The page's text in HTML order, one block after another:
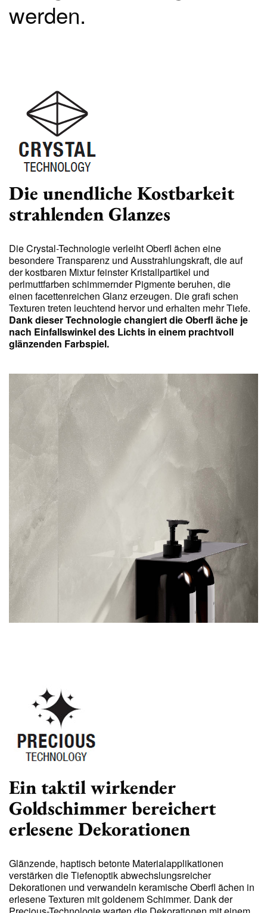
werden.
Die unendliche Kostbarkeit
strahlenden Glanzes
Die Crystal-Technologie verleiht Oberfl ächen eine
besondere Transparenz und Ausstrahlungskraft, die auf
der kostbaren Mixtur feinster Kristallpartikel und
perlmuttfarben schimmernder Pigmente beruhen, die
einen facettenreichen Glanz erzeugen. Die grafi schen
Texturen treten leuchtend hervor und erhalten mehr Tiefe.
Dank dieser Technologie changiert die Oberfl äche je
nach Einfallswinkel des Lichts in einem prachtvoll
glänzenden Farbspiel.
Ein taktil wirkender
Goldschimmer bereichert
erlesene Dekorationen
Glänzende, haptisch betonte Materialapplikationen
verstärken die Tiefenoptik abwechslungsreicher
Dekorationen und verwandeln keramische Oberfl ächen in
erlesene Texturen mit goldenem Schimmer. Dank der